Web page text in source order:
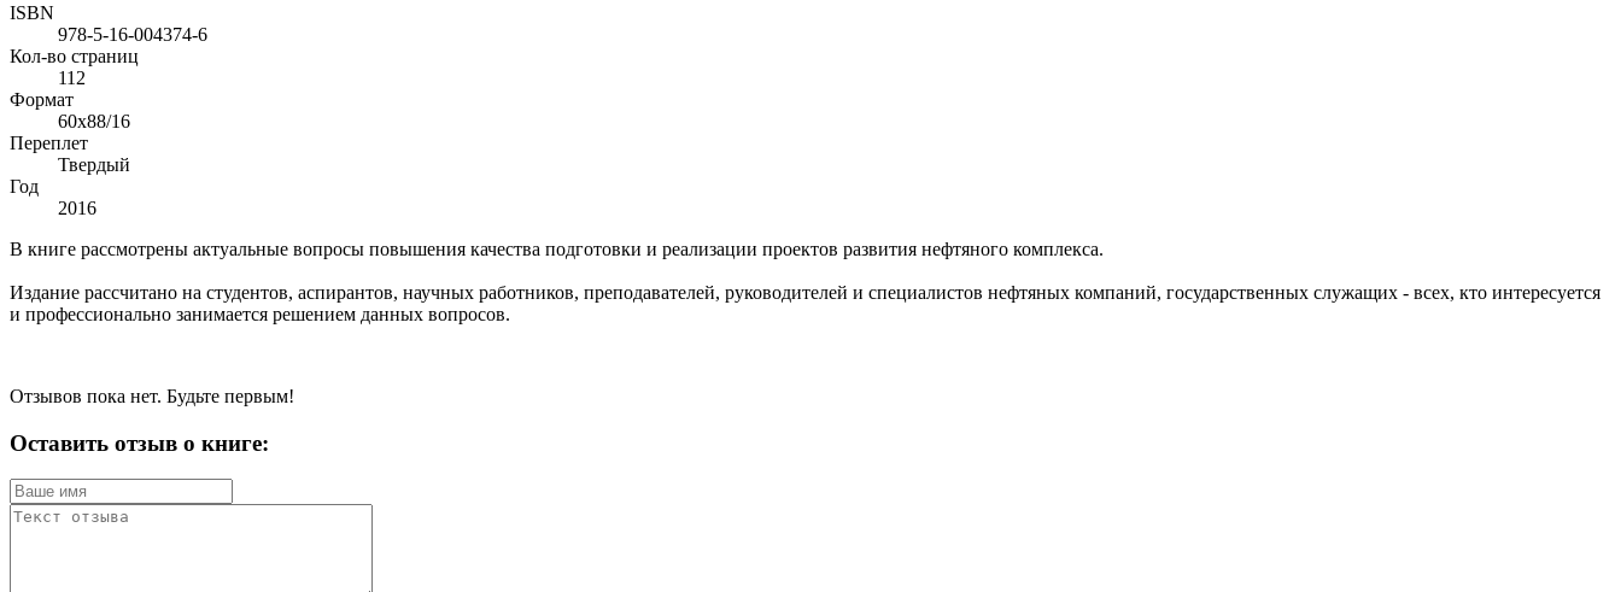
ISBN
978-5-16-004374-6
Кол-во страниц
112
Формат
60x88/16
Переплет
Твердый
Год
2016
В книге рассмотрены актуальные вопросы повышения качества подготовки и реализации проектов развития нефтяного комплекса.
Издание рассчитано на студентов, аспирантов, научных работников, преподавателей, руководителей и специалистов нефтяных компаний, государственных служащих - всех, кто интересуется
и профессионально занимается решением данных вопросов.
Отзывов пока нет. Будьте первым!
Оставить отзыв о книге: